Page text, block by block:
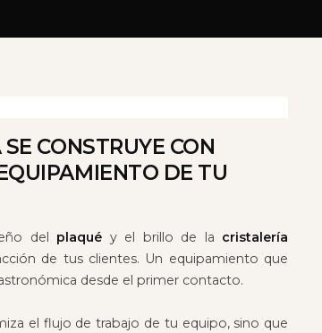
CONSTRUYE CON
DE TU
del plaqué y el brillo de la cristalería
de tus clientes. Un equipamiento que
desde el primer contacto.
el flujo de trabajo de tu equipo, sino que